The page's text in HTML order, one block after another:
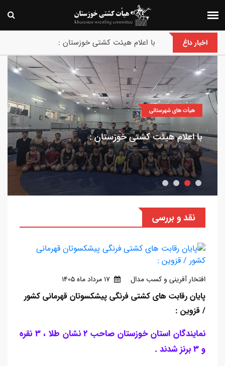
اخبار داغ با اعلام هیئت کشتی خوزستان :
هیأت های شهرستانی
با اعلام هیئت کشتی خوزستان :
نقد و بررسی
افتخار آفرینی و کسب مدال 17 مرداد ماه 1405
پایان رقابت های کشتی فرنگی پیشکسوتان قهرمانی کشور
/ قزوین :
نمایندگان استان خوزستان صاحب 2 نشان طلا ، 3 نقره
و 3 برنز شدند .